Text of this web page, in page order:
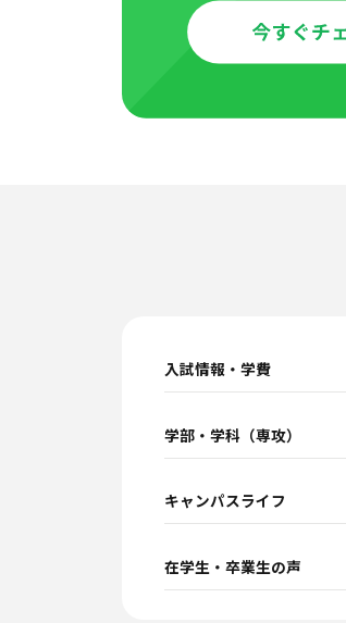
入試情報・学費
学部・学科（専攻）
キャンパスライフ
在学生・卒業生の声